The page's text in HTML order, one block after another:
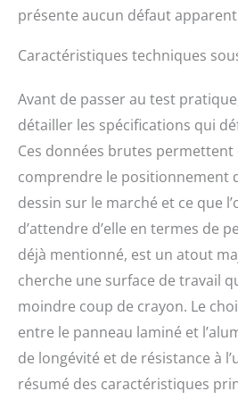
présente aucun défaut
Caractéristiques techniques
Avant de passer au test
détailler les spécifications qui
Ces données brutes permettent
comprendre le positionnement
dessin sur le marché et ce que
d’attendre d’elle en termes de
déjà mentionné, est un atout
cherche une surface de travail
moindre coup de crayon. Le
entre le panneau laminé et
de longévité et de résistance à
résumé des caractéristiques